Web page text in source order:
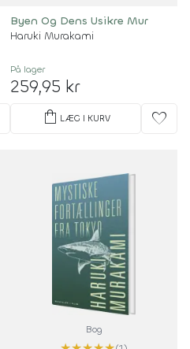
Byen Og Dens Usikre Mur
Haruki Murakami
På lager
259,95 kr
shopping_bag LÆG I KURV favorite
Bog